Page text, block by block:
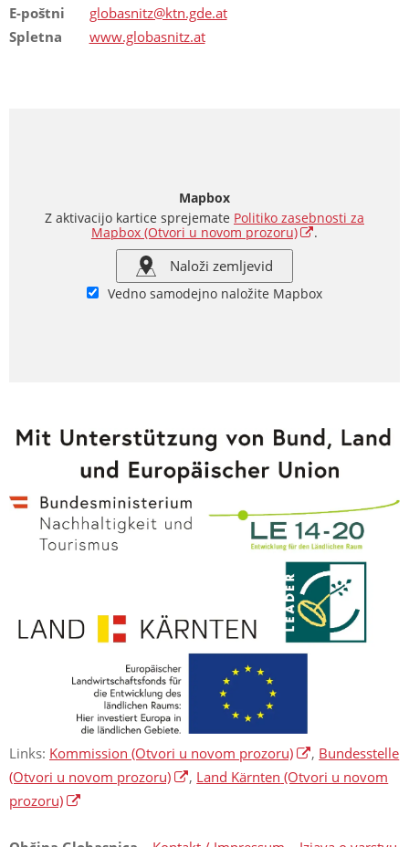
E-poštni
globasnitz@ktn.gde.at
Spletna
www.globasnitz.at
Mapbox
Z aktivacijo kartice sprejemate Politiko zasebnosti za
Mapbox(Otvori u novom prozoru) .
Naloži zemljevid
Vedno samodejno naložite Mapbox
Links: Kommission (Otvori u novom prozoru) , Bundesstelle
(Otvori u novom prozoru)
, Land Kärnten (Otvori u novom
prozoru)